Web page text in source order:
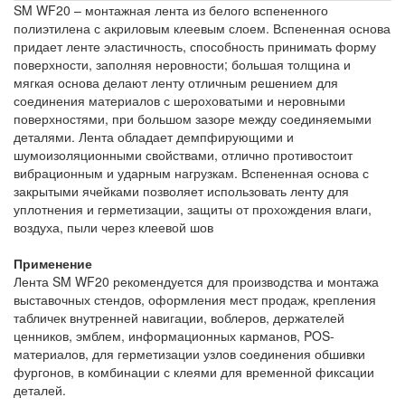
SM WF20 – монтажная лента из белого вспененного
полиэтилена с акриловым клеевым слоем. Вспененная основа
придает ленте эластичность, способность принимать форму
поверхности, заполняя неровности; большая толщина и
мягкая основа делают ленту отличным решением для
соединения материалов с шероховатыми и неровными
поверхностями, при большом зазоре между соединяемыми
деталями. Лента обладает демпфирующими и
шумоизоляционными свойствами, отлично противостоит
вибрационным и ударным нагрузкам. Вспененная основа с
закрытыми ячейками позволяет использовать ленту для
уплотнения и герметизации, защиты от прохождения влаги,
воздуха, пыли через клеевой шов
Применение
Лента SM WF20 рекомендуется для производства и монтажа
выставочных стендов, оформления мест продаж, крепления
табличек внутренней навигации, воблеров, держателей
ценников, эмблем, информационных карманов, POS-
материалов, для герметизации узлов соединения обшивки
фургонов, в комбинации с клеями для временной фиксации
деталей.